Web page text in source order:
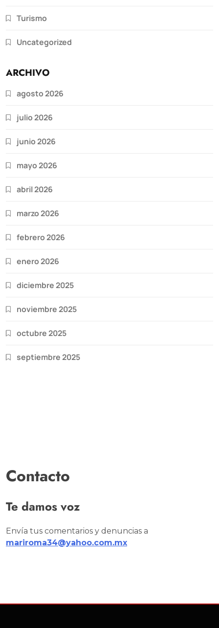
Turismo
Uncategorized
ARCHIVO
agosto 2026
julio 2026
junio 2026
mayo 2026
abril 2026
marzo 2026
febrero 2026
enero 2026
diciembre 2025
noviembre 2025
octubre 2025
septiembre 2025
Contacto
Te damos voz
Envía tus comentarios y denuncias a
mariroma34@yahoo.com.mx